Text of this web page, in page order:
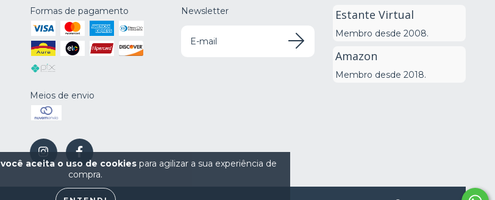
você aceita o uso de cookies para agilizar a sua experiência de
compra.
Formas de pagamento
Meios de envio
Newsletter Estante Virtual
Membro desde 2008.
Amazon
Membro desde 2018.